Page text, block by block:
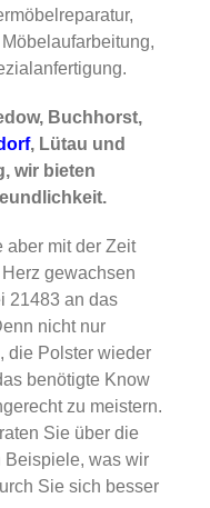
Buchhorst,
, Lütau und
wir bieten
aber mit der Zeit
gewachsen
21483 an das
nicht nur
die Polster wieder
benötigte Know
zu meistern.
Sie über die
Beispiele, was wir
Sie sich besser